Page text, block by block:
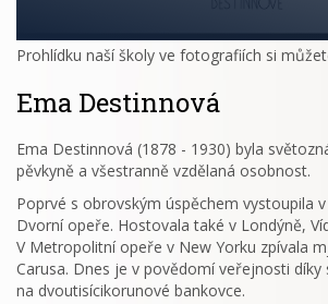
Prohlídku naší školy ve fotografiích si
Ema Destinnová
Ema Destinnová (1878 - 1930) byla
pěvkyně a všestranně vzdělaná osobnost.
Poprvé s obrovským úspěchem vystoupila
Dvorní opeře. Hostovala také v Londýně,
V Metropolitní opeře v New Yorku zpívala
Carusa. Dnes je v povědomí veřejnosti díky
na dvoutisícikorunové bankovce.